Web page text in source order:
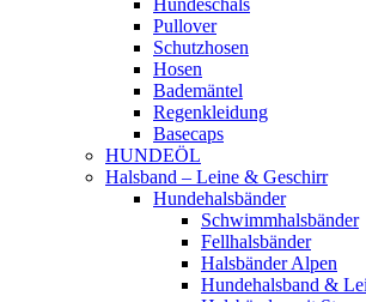
Hundeschals
Pullover
Schutzhosen
Hosen
Bademäntel
Regenkleidung
Basecaps
HUNDEÖL
Halsband – Leine & Geschirr
Hundehalsbänder
Schwimmhalsbänder
Fellhalsbänder
Halsbänder Alpen
Hundehalsband &